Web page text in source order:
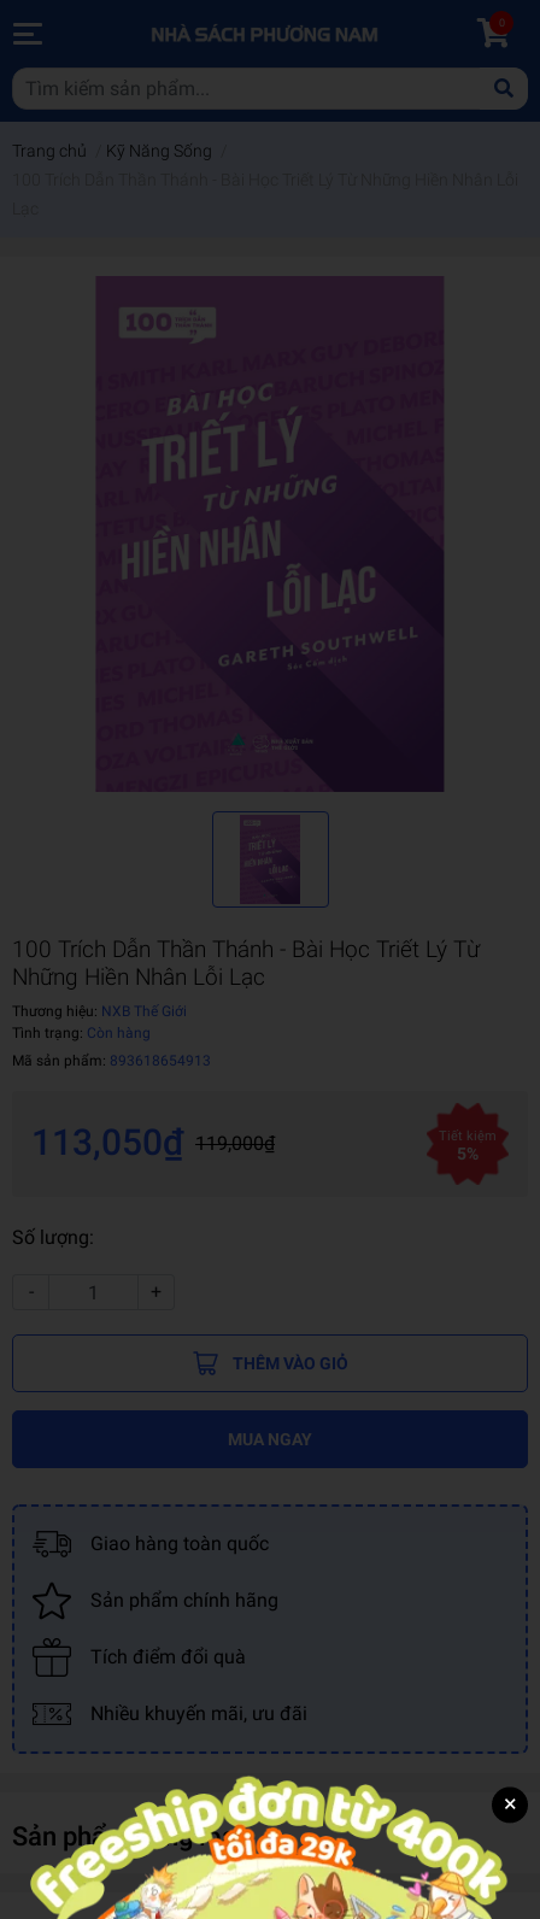
0
Trang chủ Kỹ Năng Sống
100 Trích Dẫn Thần Thánh - Bài Học Triết Lý Từ
Những Hiền Nhân Lỗi Lạc
Thương hiệu: NXB Thế Giới
Tình trạng: Còn hàng
Mã sản phẩm: 893618654913
113,050₫ 119,000₫ Tiết kiệm
5%
Số lượng:
- +
THÊM VÀO GIỎ
MUA NGAY
Giao hàng toàn quốc
Sản phẩm chính hãng
Tích điểm đổi quà
Nhiều khuyến mãi, ưu đãi
Sản phẩm cùng loại
×